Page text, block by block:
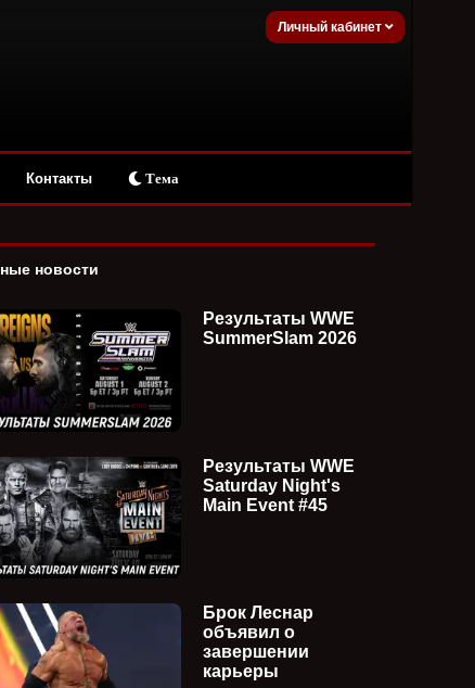
Личный кабинет
Контакты Тема
новости
Результаты WWE
SummerSlam 2026
Результаты WWE
Saturday Night's
Main Event #45
Брок Леснар
объявил о
завершении
карьеры